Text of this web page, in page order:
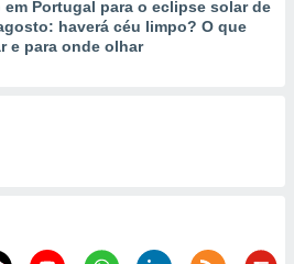
em Portugal para o eclipse solar de
haverá céu limpo? O que
e para onde olhar